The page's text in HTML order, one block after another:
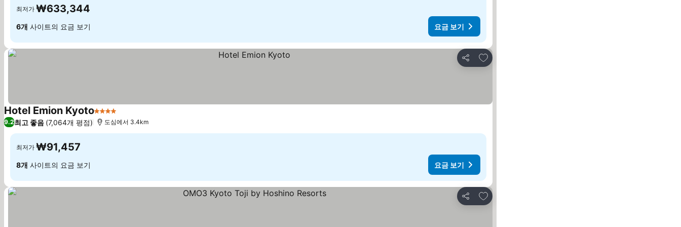
최저가 ₩633,344
6개 사이트의 요금 보기 요금 보기
공유
즐겨찾기에 추가
Hotel Emion Kyoto4 성급
9.2최고 좋음 (7,064개 평점) 도심에서 3.4km
최저가 ₩91,457
8개 사이트의 요금 보기 요금 보기
공유
즐겨찾기에 추가